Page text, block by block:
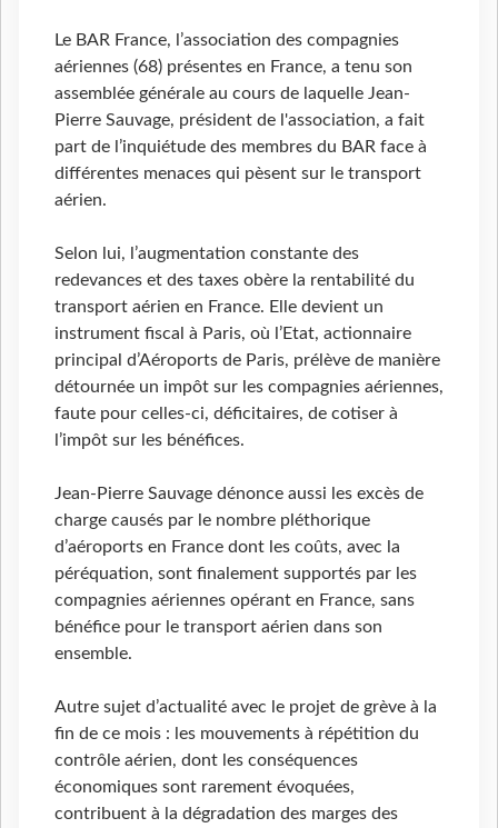
Le BAR France, l’association des compagnies
aériennes (68) présentes en France, a tenu son
assemblée générale au cours de laquelle Jean-
Pierre Sauvage, président de l'association, a fait
part de l’inquiétude des membres du BAR face à
différentes menaces qui pèsent sur le transport
aérien.
Selon lui, l’augmentation constante des
redevances et des taxes obère la rentabilité du
transport aérien en France. Elle devient un
instrument fiscal à Paris, où l’Etat, actionnaire
principal d’Aéroports de Paris, prélève de manière
détournée un impôt sur les compagnies aériennes,
faute pour celles-ci, déficitaires, de cotiser à
l’impôt sur les bénéfices.
Jean-Pierre Sauvage dénonce aussi les excès de
charge causés par le nombre pléthorique
d’aéroports en France dont les coûts, avec la
péréquation, sont finalement supportés par les
compagnies aériennes opérant en France, sans
bénéfice pour le transport aérien dans son
ensemble.
Autre sujet d’actualité avec le projet de grève à la
fin de ce mois : les mouvements à répétition du
contrôle aérien, dont les conséquences
économiques sont rarement évoquées,
contribuent à la dégradation des marges des